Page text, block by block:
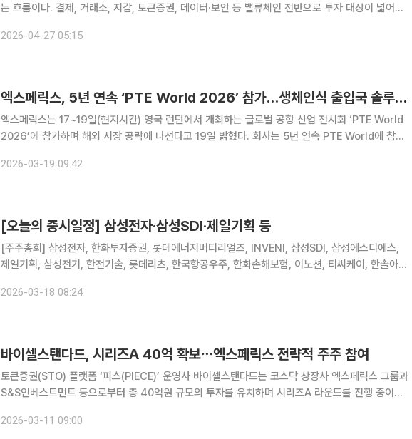
는 흐름이다. 결제, 거래소, 지갑, 토큰증권, 데이터·보안 등 밸류체인 전반으로 투자 대상이 넓어지
26일 금융감독원 전자공시시스템(DART)에 따르면 코스닥 상
2026-04-27 05:15
엑스페릭스, 5년 연속 ‘PTE World 2026’ 참가…생체인식 출입국 솔루션 글로벌 공략 가속
엑스페릭스는 17~19일(현지시간) 영국 런던에서 개최하는 글로벌 공항 산업 전시회 ‘PTE World
2026’에 참가하며 해외 시장 공략에 나선다고 19일 밝혔다. 회사는 5년 연속 PTE World에 참여
스 IT 서비스 기업 Inetum과 공동 부스를
2026-03-19 09:42
[오늘의 증시일정] 삼성전자·삼성SDI·제일기획 등
[주주총회] 삼성전자, 한화투자증권, 롯데에너지머티리얼즈, INVENI, 삼성SDI, 삼성에스디에스,
제일기획, 삼성전기, 한전기술, 롯데리츠, 한국항공우주, 한화손해보험, 이노션, 티씨케이, 한솔아이
2026-03-18 08:24
바이셀스탠다드, 시리즈A 40억 확보⋯엑스페릭스 전략적 주주 참여
토큰증권(STO) 플랫폼 ‘피스(PIECE)’ 운영사 바이셀스탠다드는 코스닥 상장사 엑스페릭스 그룹과
S&S인베스트먼트 등으로부터 총 40억원 규모의 투자를 유치하며 시리즈A 라운드를 진행 중이라
번 투자는 토큰증권 제도화 이후 이뤄졌다는 점에서 의미가 있다
2026-03-11 09:00